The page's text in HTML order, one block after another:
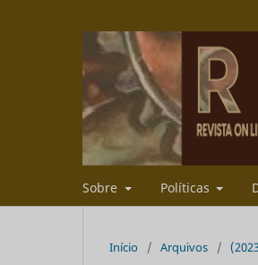
Sobre Políticas
Início / Arquivos /